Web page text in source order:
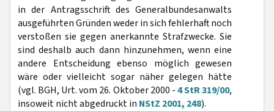
in der Antragsschrift des Generalbundesanwalts
ausgeführten Gründen weder in sich fehlerhaft noch
verstoßen sie gegen anerkannte Strafzwecke. Sie
sind deshalb auch dann hinzunehmen, wenn eine
andere Entscheidung ebenso möglich gewesen
wäre oder vielleicht sogar näher gelegen hätte
(vgl. BGH, Urt. vom 26. Oktober 2000 -4 StR 319/00,
insoweit nicht abgedruckt in NStZ 2001, 248).